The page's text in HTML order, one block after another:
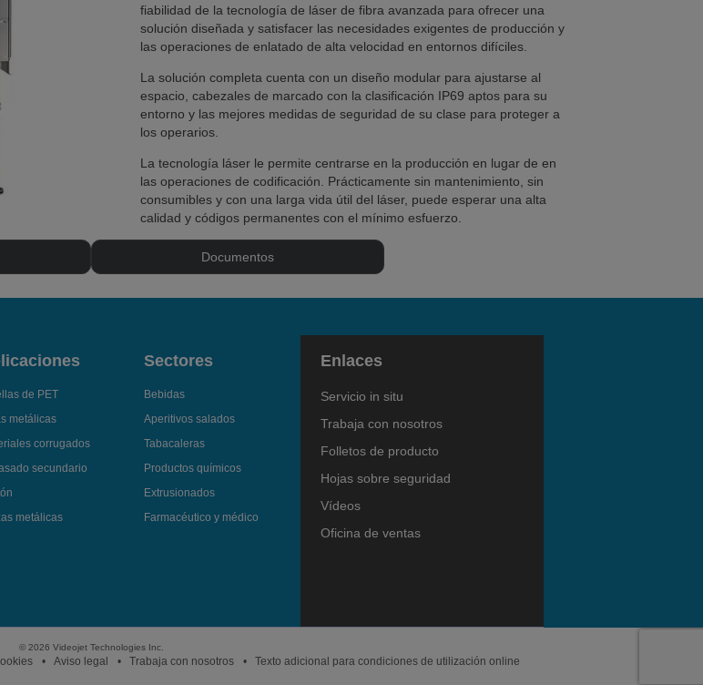
fiabilidad de la tecnología de láser de fibra avanzada para ofrecer una
solución diseñada y satisfacer las necesidades exigentes de producción y
las operaciones de enlatado de alta velocidad en entornos difíciles.
La solución completa cuenta con un diseño modular para ajustarse al
espacio, cabezales de marcado con la clasificación IP69 aptos para su
entorno y las mejores medidas de seguridad de su clase para proteger a
los operarios.
La tecnología láser le permite centrarse en la producción en lugar de en
las operaciones de codificación. Prácticamente sin mantenimiento, sin
consumibles y con una larga vida útil del láser, puede esperar una alta
calidad y códigos permanentes con el mínimo esfuerzo.
Documentos
de PET
metálicas
corrugados
secundario
metálicas
Sectores
Bebidas
Aperitivos salados
Tabacaleras
Productos químicos
Extrusionados
Farmacéutico y médico
Enlaces
Servicio in situ
Trabaja con nosotros
Folletos de producto
Hojas sobre seguridad
Vídeos
Oficina de ventas
© 2026 Videojet Technologies Inc.
Aviso legal Trabaja con nosotros Texto adicional para condiciones de utilización online